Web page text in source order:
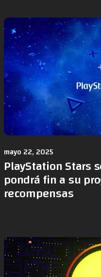
mayo 22, 2025
PlayStation Stars
pondrá fin a su
recompensas